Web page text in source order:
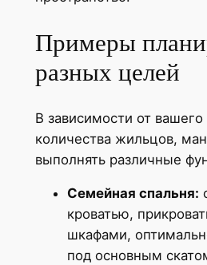
Примеры
разных целей
В зависимости от
количества жильцов,
выполнять различные
Семейная спальня:
кроватью,
шкафами,
под основным